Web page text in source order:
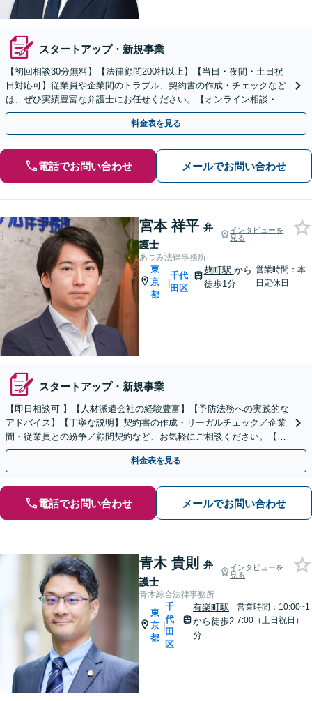
スタートアップ・新規事業
【初回相談30分無料】【法律顧問200社以上】【当日・夜間・土日祝
日対応可】従業員や企業間のトラブル、契約書の作成・チェックなど
は、ぜひ実績豊富な弁護士にお任せください。【オンライン相談・電
子契約に対応】
料金表を見る
電話でお問い合わせ メールでお問い合わせ
宮本 祥平 弁
護士
インタビューを
見る
あつみ法律事務所
東
京
都
|
千代
田区
麹町駅 から
徒歩1分
営業時間：本
日定休日
スタートアップ・新規事業
【即日相談可 】【人材派遣会社の経験豊富】【予防法務への実践的な
アドバイス】【丁寧な説明】契約書の作成・リーガルチェック／企業
間・従業員との紛争／顧問契約など、お気軽にご相談ください。【男
女弁護士3人在籍】
料金表を見る
電話でお問い合わせ メールでお問い合わせ
青木 貴則
弁
護士
インタビューを
見る
青木綜合法律事務所
東
京
都
|
千
代
田
区
有楽町駅
から徒歩2
分
営業時間：10:00~1
7:00（土日祝日）